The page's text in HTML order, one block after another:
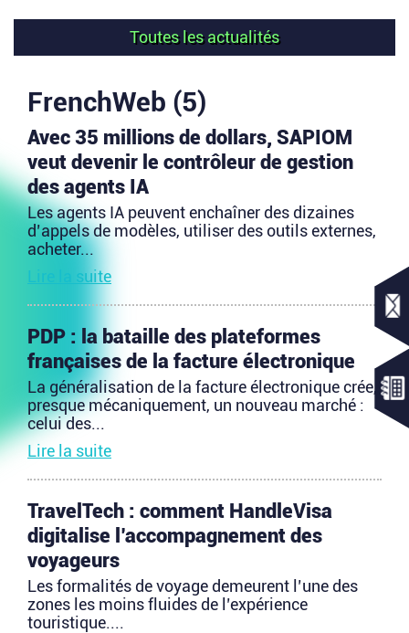
Toutes les actualités
FrenchWeb (5)
Avec 35 millions de dollars, SAPIOM
veut devenir le contrôleur de gestion
des agents IA
Les agents IA peuvent enchaîner des dizaines
d’appels de modèles, utiliser des outils externes,
acheter...
Lire la suite
PDP : la bataille des plateformes
françaises de la facture électronique
La généralisation de la facture électronique crée,
presque mécaniquement, un nouveau marché :
celui des...
Lire la suite
TravelTech : comment HandleVisa
digitalise l’accompagnement des
voyageurs
Les formalités de voyage demeurent l’une des
zones les moins fluides de l’expérience
touristique....